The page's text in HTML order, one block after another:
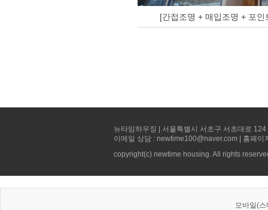
[간접조명 + 매입조명 + 포
뉴타임하우징 | 서울특별시 서초구 서초대로
이메일 상담 : newtime100@naver.com | 홈페
copyright(c) newtime housing. All rights
모바일(